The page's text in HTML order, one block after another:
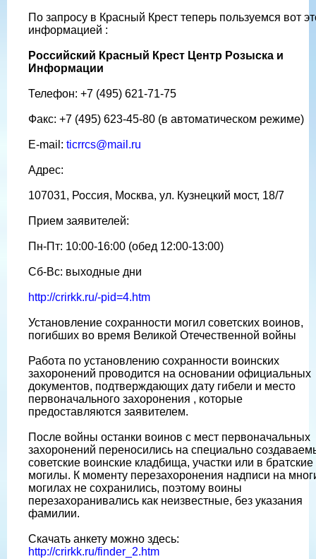
По запросу в Красный Крест теперь пользуемся вот
информацией :
Российский Красный Крест Центр Розыска и
Информации
Телефон: +7 (495) 621-71-75
Факс: +7 (495) 623-45-80 (в автоматическом режиме)
E-mail: ticrrcs@mail.ru
Адрес:
107031, Россия, Москва, ул. Кузнецкий мост, 18/7
Прием заявителей:
Пн-Пт: 10:00-16:00 (обед 12:00-13:00)
Сб-Вс: выходные дни
http://crirkk.ru/-pid=4.htm
Установление сохранности могил советских воинов,
погибших во время Великой Отечественной войны
Работа по установлению сохранности воинских
захоронений проводится на основании официальных
документов, подтверждающих дату гибели и место
первоначального захоронения , которые
предоставляются заявителем.
После войны останки воинов с мест первоначальных
захоронений переносились на специально
советские воинские кладбища, участки или в братские
могилы. К моменту перезахоронения надписи на
могилах не сохранились, поэтому воины
перезахоранивались как неизвестные, без указания
фамилии.
Скачать анкету можно здесь:
http://crirkk.ru/finder_2.htm